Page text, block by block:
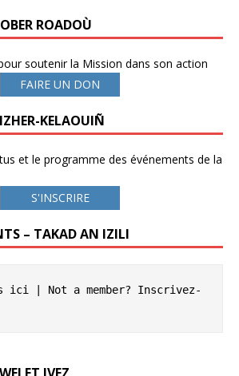
ROADOÙ
soutenir la Mission dans son action
FAIRE UN DON
KELAOUIÑ
et le programme des événements de la
S'INSCRIRE
– TAKAD AN IZILI
ici | Not a member? Inscrivez-
IVEZ